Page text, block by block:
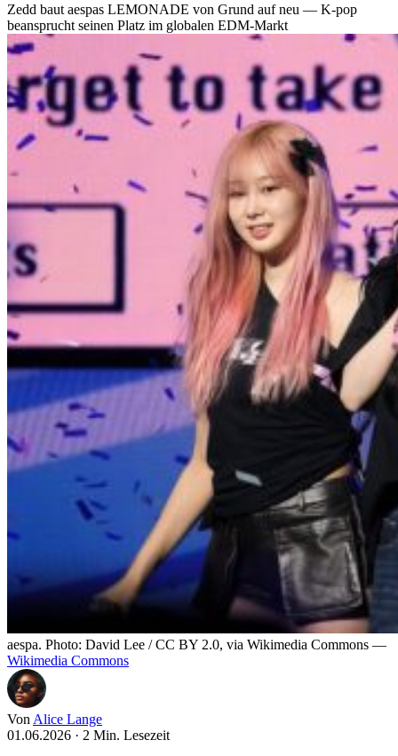
Zedd baut aespas LEMONADE von Grund auf neu — K-pop
beansprucht seinen Platz im globalen EDM-Markt
aespa. Photo: David Lee / CC BY 2.0, via Wikimedia Commons —
Wikimedia Commons
Von Alice Lange
01.06.2026 · 2 Min. Lesezeit